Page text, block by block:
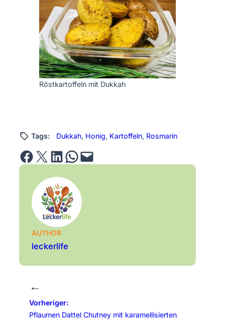
Röstkartoffeln mit Dukkah
Tags: Dukkah, Honig, Kartoffeln, Rosmarin
Share on Facebook Email this Page Share on LinkedIn Share on WhatsApp Email this Page
AUTHOR
leckerlife
←
Vorheriger:
Pflaumen Dattel Chutney mit karamellisierten